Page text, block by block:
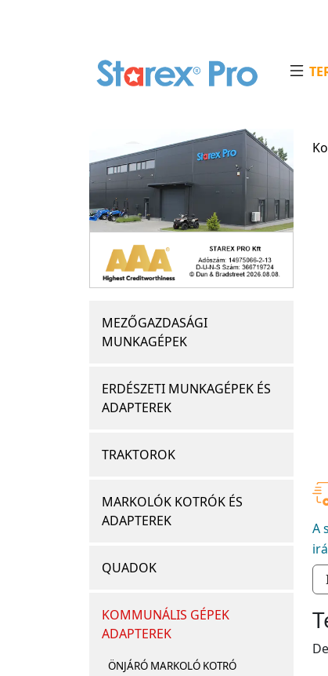
MEZŐGAZDASÁGI
MUNKAGÉPEK
ERDÉSZETI MUNKAGÉPEK ÉS
ADAPTEREK
TRAKTOROK
MARKOLÓK KOTRÓK ÉS
ADAPTEREK
QUADOK
KOMMUNÁLIS GÉPEK
ADAPTEREK
ÖNJÁRÓ MARKOLÓ KOTRÓ
A